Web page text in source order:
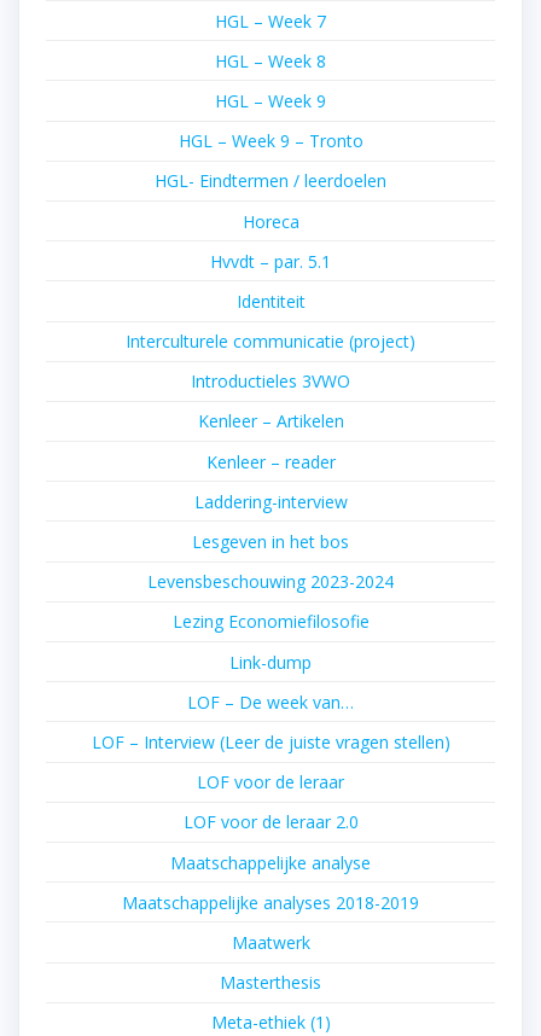
HGL – Week 7
HGL – Week 8
HGL – Week 9
HGL – Week 9 – Tronto
HGL- Eindtermen / leerdoelen
Horeca
Hvvdt – par. 5.1
Identiteit
Interculturele communicatie (project)
Introductieles 3VWO
Kenleer – Artikelen
Kenleer – reader
Laddering-interview
Lesgeven in het bos
Levensbeschouwing 2023-2024
Lezing Economiefilosofie
Link-dump
LOF – De week van…
LOF – Interview (Leer de juiste vragen stellen)
LOF voor de leraar
LOF voor de leraar 2.0
Maatschappelijke analyse
Maatschappelijke analyses 2018-2019
Maatwerk
Masterthesis
Meta-ethiek (1)